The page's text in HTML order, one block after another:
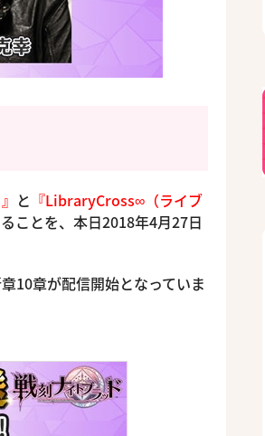
と 『LibraryCross∞（ライブ
ことを、本日2018年4月27日
10章が配信開始となっていま